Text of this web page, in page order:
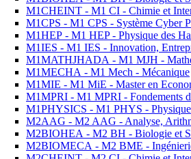
M1CHEINT - M1 CI - Chimie et
M1CPS - M1 CPS - Système Cyber
M1HEP - M1 HEP - Physique des
M1IES - M1 IES - Innovation,
M1MATHJHADA - M1 MJH -
M1MECHA - M1 Mech - Mécanique
M1MIE - M1 MiE - Master en
M1MPRI - M1 MPRI - Fondements
M1PHYSICS - M1 PHYS - Physique
M2AAG - M2 AAG - Analyse,
M2BIOHEA - M2 BH - Biologie et
M2BIOMECA - M2 BME -